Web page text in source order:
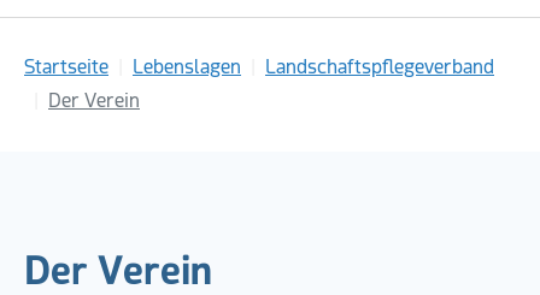
Startseite Lebenslagen
Landschaftspflegeverband
Der Verein
Der Verein